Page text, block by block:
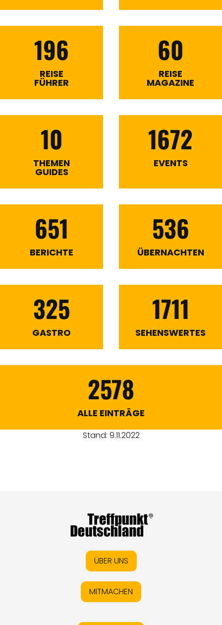
196
REISE
FÜHRER
60
REISE
MAGAZINE
10
THEMEN
GUIDES
1672
EVENTS
651
BERICHTE
536
ÜBERNACHTEN
325
GASTRO
1711
SEHENSWERTES
2578
ALLE EINTRÄGE
Stand: 9.11.2022
ÜBER UNS
MITMACHEN